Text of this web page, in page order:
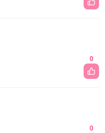
0
0